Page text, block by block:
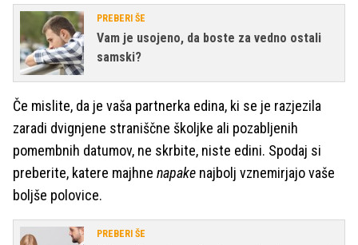
PREBERI ŠE
Vam je usojeno, da boste za vedno ostali
samski?
Če mislite, da je vaša partnerka edina, ki se je razjezila
zaradi dvignjene straniščne školjke ali pozabljenih
pomembnih datumov, ne skrbite, niste edini. Spodaj si
preberite, katere majhne napake najbolj vznemirjajo vaše
boljše polovice.
PREBERI ŠE